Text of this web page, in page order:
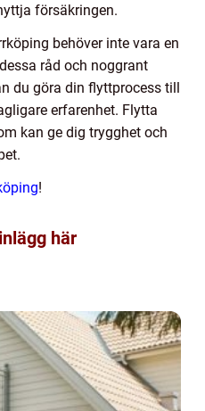
försäkringen.
behöver inte vara en
råd och noggrant
du göra din flyttprocess till
erfarenhet. Flytta
kan ge dig trygghet och
!
här